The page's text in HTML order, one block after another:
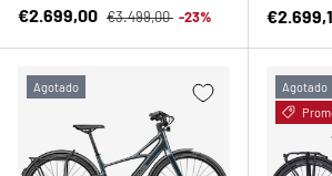
Precio de venta
€2.699,00 Precio normal
€3.499,00 -23%
Precio
Agotado
Agotado